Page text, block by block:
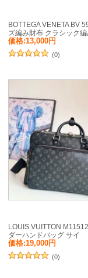
BOTTEGA VENETA BV
ズ編み財布 クラシック編
19x10cm サイズ:19x10cm
価格:13,000円
(0)
LOUIS VUITTON
ダーハンドバッグ サイ
ズ:46x31x18cm
価格:19,000円
(0)